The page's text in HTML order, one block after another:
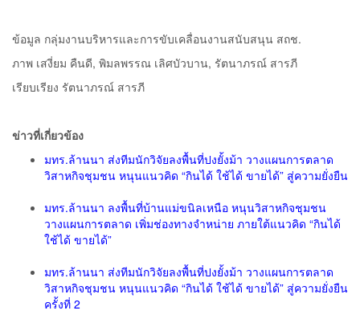
ข้อมูล กลุ่มงานบริหารและการขับเคลื่อนงานสนับสนุน สถช.
ภาพ เสงี่ยม คืนดี, พิมลพรรณ เลิศบัวบาน, รัตนาภรณ์ สารภี
เรียบเรียง รัตนาภรณ์ สารภี
ข่าวที่เกี่ยวข้อง
มทร.ล้านนา ส่งทีมนักวิจัยลงพื้นที่ปงยั้งม้า วางแผนการตลาด
วิสาหกิจชุมชน หนุนแนวคิด “กินได้ ใช้ได้ ขายได้” สู่ความยั่งยืน
มทร.ล้านนา ลงพื้นที่บ้านแม่ขนิลเหนือ หนุนวิสาหกิจชุมชน
วางแผนการตลาด เพิ่มช่องทางจำหน่าย ภายใต้แนวคิด “กินได้
ใช้ได้ ขายได้”
มทร.ล้านนา ส่งทีมนักวิจัยลงพื้นที่ปงยั้งม้า วางแผนการตลาด
วิสาหกิจชุมชน หนุนแนวคิด “กินได้ ใช้ได้ ขายได้” สู่ความยั่งยืน
ครั้งที่ 2